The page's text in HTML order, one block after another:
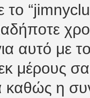
το
αυτό με
μέρους
η